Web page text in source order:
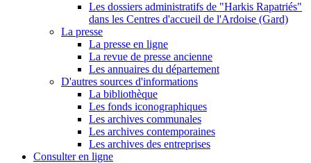
Les dossiers administratifs de "Harkis Rapatriés"
dans les Centres d'accueil de l'Ardoise (Gard)
La presse
La presse en ligne
La revue de presse ancienne
Les annuaires du département
D'autres sources d'informations
La bibliothèque
Les fonds iconographiques
Les archives communales
Les archives contemporaines
Les archives des entreprises
Consulter en ligne